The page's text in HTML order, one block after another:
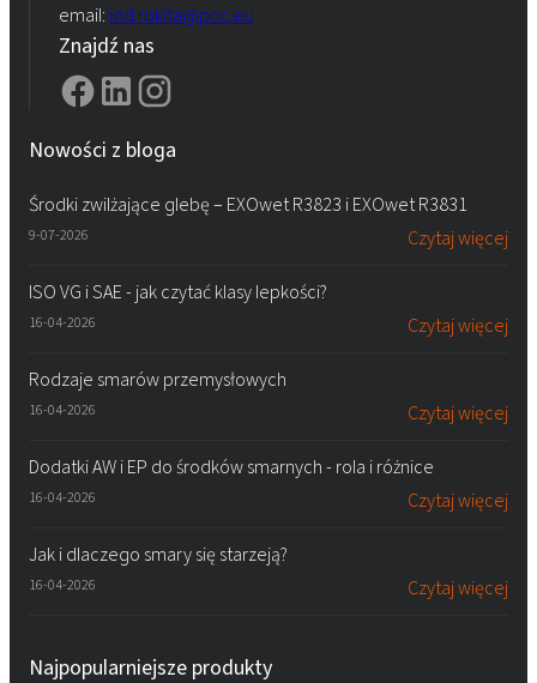
email: iod.rokita@pcc.eu
Znajdź nas
Nowości z bloga
Środki zwilżające glebę – EXOwet R3823 i EXOwet R3831
9-07-2026 Czytaj więcej
ISO VG i SAE - jak czytać klasy lepkości?
16-04-2026 Czytaj więcej
Rodzaje smarów przemysłowych
16-04-2026 Czytaj więcej
Dodatki AW i EP do środków smarnych - rola i różnice
16-04-2026 Czytaj więcej
Jak i dlaczego smary się starzeją?
16-04-2026 Czytaj więcej
Najpopularniejsze produkty